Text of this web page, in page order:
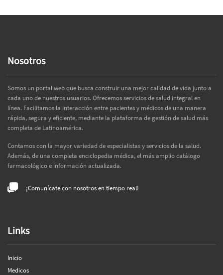
Nosotros
Somos un portal web que busca construir una mejor calidad de vida junto a
cada uno de nuestros usuarios. Ofrecemos servicios de salud integral en
línea. Facilitamos la interacción entre pacientes y médicos de una manera
rápida, segura y eficiente, mediante la plataforma de gestión de salud más
completa de Latinoamérica.
Contamos con la mayor variedad de especialistas y servicios de la salud.
Además, de una completa enciclopedia médica, el más amplio catálogo
farmacológico e información actualizada.
¡Comunícate con nosotros en tiempo real!
Links
Inicio
Medicos